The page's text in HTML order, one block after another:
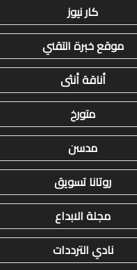
كار نيوز
موقع خبرة التقني
أناقة أنثى
متورخ
مدسن
روتانا تسويق
مجلة الابداع
نادي الترددات